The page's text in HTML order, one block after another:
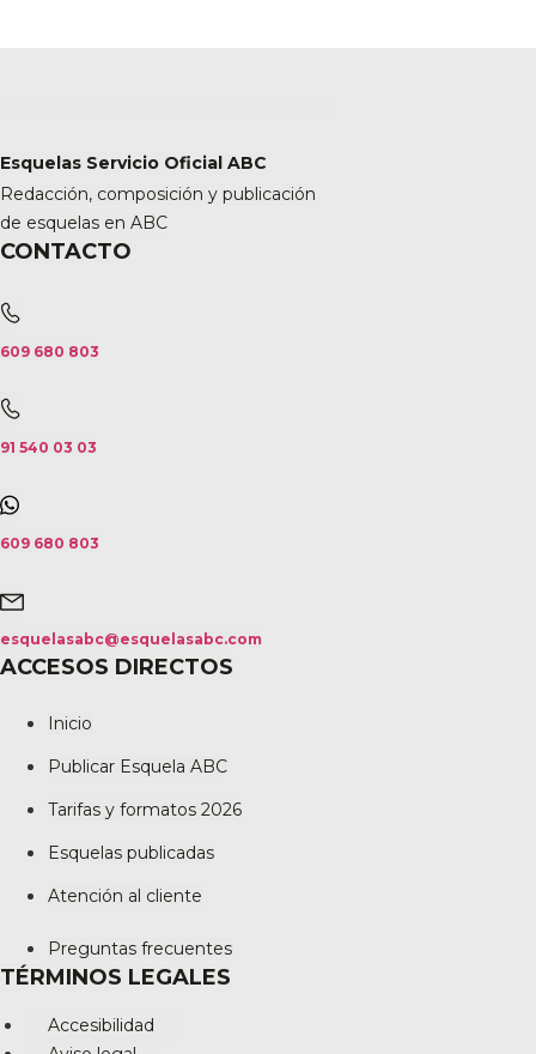
Esquelas Servicio Oficial ABC
Redacción, composición y publicación
de esquelas en ABC
CONTACTO
609 680 803
91 540 03 03
609 680 803
esquelasabc@esquelasabc.com
ACCESOS DIRECTOS
Inicio
Publicar Esquela ABC
Tarifas y formatos 2026
Esquelas publicadas
Atención al cliente
Preguntas frecuentes
TÉRMINOS LEGALES
Accesibilidad